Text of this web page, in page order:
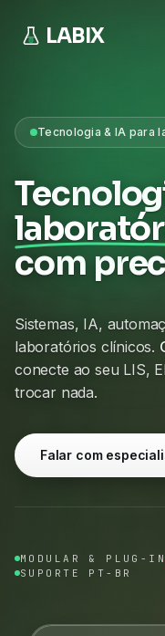
LABIX
Tecnologia & IA para
com
Sistemas, IA,
laboratórios clínicos.
conecte ao seu LIS,
trocar nada.
Falar com
MODULAR & PLUG-
SUPORTE PT-BR